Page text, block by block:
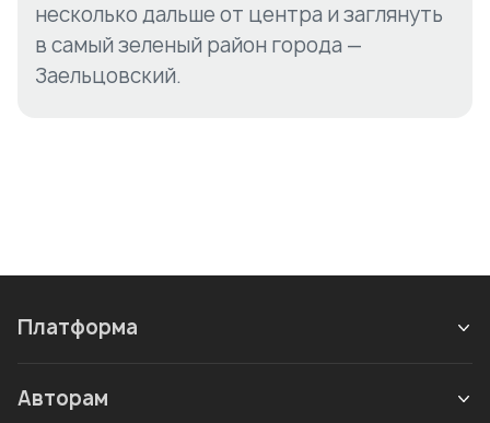
несколько дальше от центра и заглянуть
в самый зеленый район города —
Заельцовский.
Платформа
Авторам